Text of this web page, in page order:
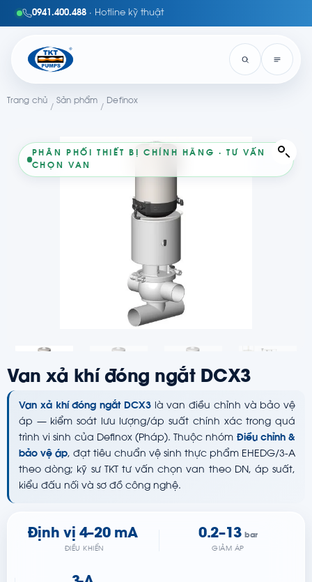
0941.400.488 · Hotline kỹ thuật
Trang chủ
/
Sản phẩm
/
Definox
PHÂN PHỐI THIẾT BỊ CHÍNH HÃNG · TƯ VẤN
CHỌN VAN
Van xả khí đóng ngắt DCX3
Van xả khí đóng ngắt DCX3là van điều chỉnh và bảo vệ
áp — kiểm soát lưu lượng/áp suất chính xác trong quá
trình vi sinh của Definox (Pháp). Thuộc nhóm Điều chỉnh &
bảo vệ áp, đạt tiêu chuẩn vệ sinh thực phẩm EHEDG/3-A
theo dòng; kỹ sư TKT tư vấn chọn van theo DN, áp suất,
kiểu đấu nối và sơ đồ công nghệ.
Định vị 4–20 mA
ĐIỀU KHIỂN
0.2–13 bar
GIẢM ÁP